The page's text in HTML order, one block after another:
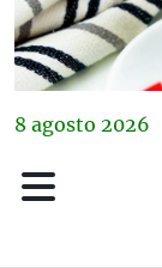
8 agosto 2026